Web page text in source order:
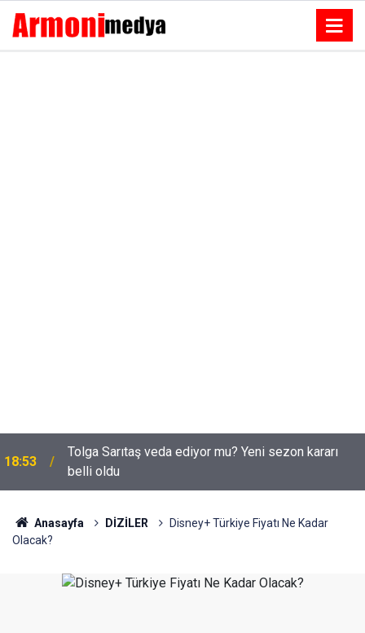
18:53
Tolga Sarıtaş veda ediyor mu? Yeni sezon kararı
belli oldu
Anasayfa DİZİLER
Disney+ Türkiye Fiyatı Ne Kadar
Olacak?